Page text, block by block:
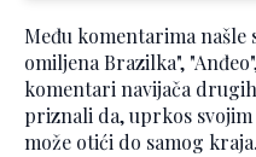
Među komentarima našle
omiljena Brazilka",
komentari navijača
priznali da, uprkos
može otići do samog kraja.